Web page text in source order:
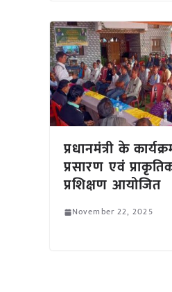
प्रधानमंत्री के
प्रसारण एवं
प्रशिक्षण आयोजित
November 22, 2025